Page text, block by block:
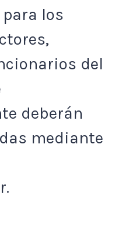
los
del
deberán
mediante